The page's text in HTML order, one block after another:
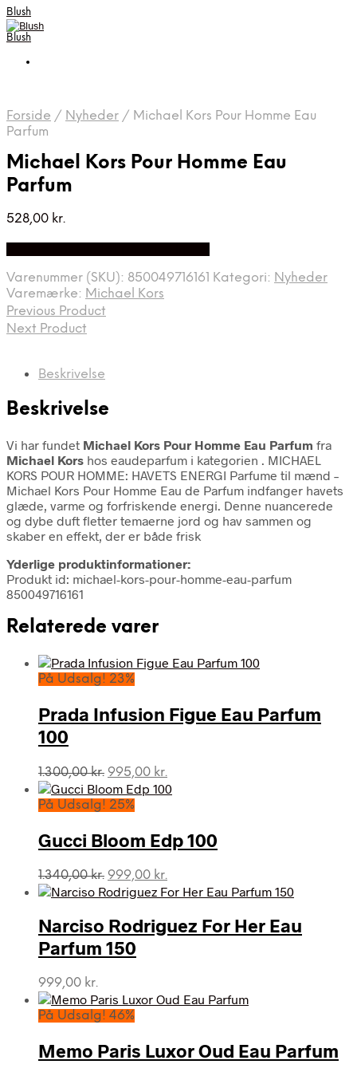
Blush
Blush
Forside / Nyheder / Michael Kors Pour Homme Eau
Parfum
Michael Kors Pour Homme Eau
Parfum
528,00 kr.
Varenummer (SKU): 850049716161 Kategori: Nyheder
Varemærke: Michael Kors
Previous Product
Next Product
Beskrivelse
Beskrivelse
Vi har fundet Michael Kors Pour Homme Eau Parfum fra
Michael Kors hos eaudeparfum i kategorien . MICHAEL
KORS POUR HOMME: HAVETS ENERGI Parfume til mænd –
Michael Kors Pour Homme Eau de Parfum indfanger havets
glæde, varme og forfriskende energi. Denne nuancerede
og dybe duft fletter temaerne jord og hav sammen og
skaber en effekt, der er både frisk
Yderlige produktinformationer:
Produkt id: michael-kors-pour-homme-eau-parfum
850049716161
Relaterede varer
På Udsalg! 23%
Prada Infusion Figue Eau Parfum
100
1.300,00kr. Den
oprindelige
pris
1.300,00 kr..
995,00 kr.
aktuelle
995,00 kr..
På Udsalg! 25%
Gucci Bloom Edp 100
1.340,00kr. Den
oprindelige
var:
1.340,00 kr..
999,00 kr.
aktuelle
er:
999,00 kr..
Narciso Rodriguez For Her Eau
Parfum 150
999,00 kr.
På Udsalg! 46%
Memo Paris Luxor Oud Eau Parfum